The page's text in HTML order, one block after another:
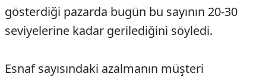
gösterdiği pazarda bugün bu sayının 20-30
seviyelerine kadar gerilediğini söyledi.
Esnaf sayısındaki azalmanın müşteri